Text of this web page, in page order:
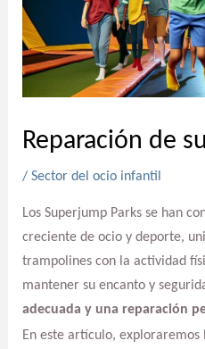
Reparación de
/ Sector del ocio infantil
Los Superjump Parks se han
creciente de ocio y deporte,
trampolines con la actividad
mantener su encanto y
adecuada y una reparación
En este artículo, exploraremos